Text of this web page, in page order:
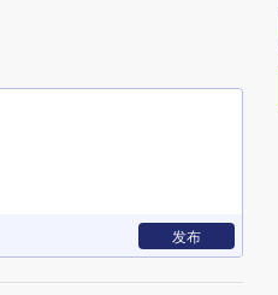
发布